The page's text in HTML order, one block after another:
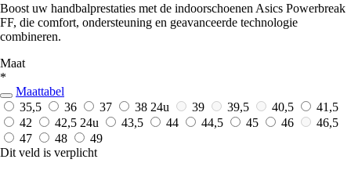
Boost uw handbalprestaties met de indoorschoenen Asics Powerbreak
FF, die comfort, ondersteuning en geavanceerde technologie
combineren.
Maat
*
Maattabel
35,5
36 37 38 24u 39 39,5 40,5
41,5
42
42,5 24u 43,5 44 44,5 45 46
46,5
47
48
49
Dit veld is verplicht